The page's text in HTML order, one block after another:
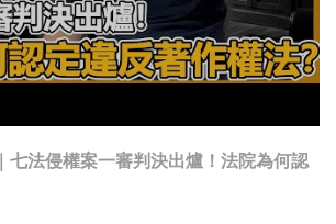
七法侵權案一審判決出爐！法院為何認